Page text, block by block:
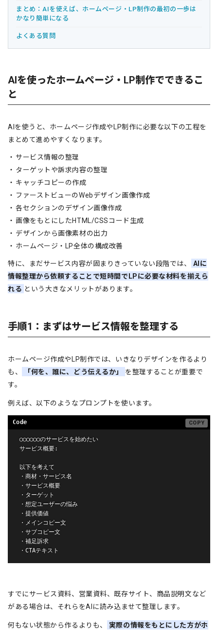
まとめ：AIを使えば、ホームページ・LP制作の最初の一歩は
かなり簡単になる
よくある質問
AIを使ったホームページ・LP制作でできるこ
と
AIを使うと、ホームページ作成やLP制作に必要な以下の工程を
まとめて進めやすくなります。
サービス情報の整理
ターゲットや訴求内容の整理
キャッチコピーの作成
ファーストビューのWebデザイン画像作成
各セクションのデザイン画像作成
画像をもとにしたHTML/CSSコード生成
デザインから画像素材の出力
ホームページ・LP全体の構成改善
特に、まだサービス内容が固まりきっていない段階では、
AIに
情報整理から依頼することで短時間でLPに必要な材料を揃えら
れる という大きなメリットがあります。
手順1：まずはサービス情報を整理する
ホームページ作成やLP制作では、いきなりデザインを作るより
も、
「何を、誰に、どう伝えるか」
を整理することが重要で
す。
例えば、以下のようなプロンプトを使います。
◯◯◯◯◯◯のサービスを始めたい
サービス概要:
以下を考えて
・商材・サービス名
・サービス概要
・ターゲット
・想定ユーザーの悩み
・提供価値
・メインコピー文
・サブコピー文
・補足訴求
・CTAテキスト
すでにサービス資料、営業資料、既存サイト、商品説明文など
がある場合は、それらをAIに読み込ませて整理します。
何もない状態から作るよりも、
実際の情報をもとにした方がホ